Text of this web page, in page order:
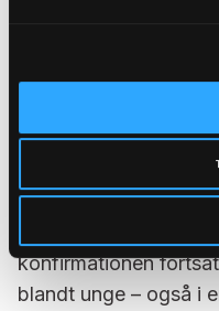
konfirmeret på
procent.
Det viser ifølge
konfirmationen
blandt unge – også i